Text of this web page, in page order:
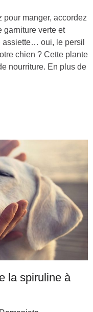
pour manger, accordez
garniture verte et
assiette… oui, le persil
chien ? Cette plante
nourriture. En plus de
la spiruline à